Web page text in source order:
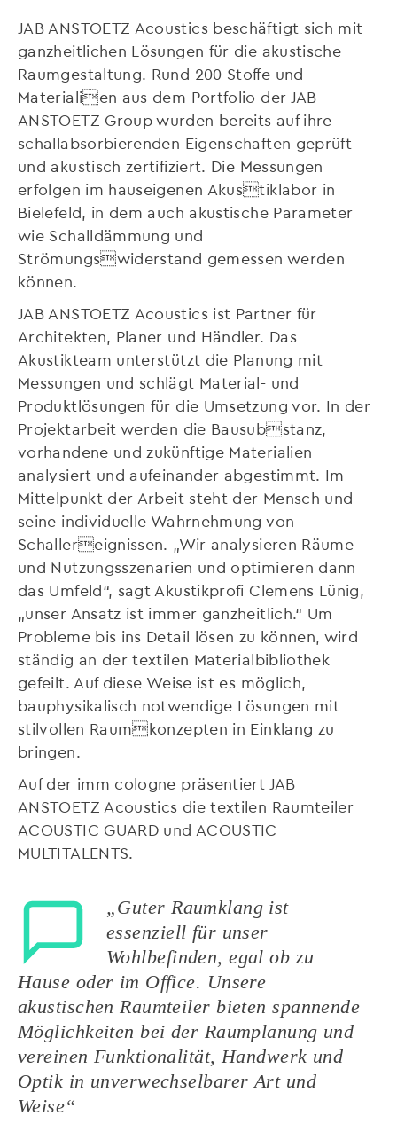
JAB ANSTOETZ Acoustics beschäftigt sich mit
ganzheitlichen Lösungen für die akustische
Raumgestaltung. Rund 200 Stoffe und
Materialien aus dem Portfolio der JAB
ANSTOETZ Group wurden bereits auf ihre
schallabsorbierenden Eigenschaften geprüft
und akustisch zertifiziert. Die Messungen
erfolgen im hauseigenen Akustiklabor in
Bielefeld, in dem auch akustische Parameter
wie Schalldämmung und
Strömungswiderstand gemessen werden
können.
JAB ANSTOETZ Acoustics ist Partner für
Architekten, Planer und Händler. Das
Akustikteam unterstützt die Planung mit
Messungen und schlägt Material- und
Produktlösungen für die Umsetzung vor. In der
Projektarbeit werden die Bausubstanz,
vorhandene und zukünftige Materialien
analysiert und aufeinander abgestimmt. Im
Mittelpunkt der Arbeit steht der Mensch und
seine individuelle Wahrnehmung von
Schallereignissen. „Wir analysieren Räume
und Nutzungsszenarien und optimieren dann
das Umfeld“, sagt Akustikprofi Clemens Lünig,
„unser Ansatz ist immer ganzheitlich.“ Um
Probleme bis ins Detail lösen zu können, wird
ständig an der textilen Materialbibliothek
gefeilt. Auf diese Weise ist es möglich,
bauphysikalisch notwendige Lösungen mit
stilvollen Raumkonzepten in Einklang zu
bringen.
Auf der imm cologne präsentiert JAB
ANSTOETZ Acoustics die textilen Raumteiler
ACOUSTIC GUARD und ACOUSTIC
MULTITALENTS.
„Guter Raumklang ist
essenziell für unser
Wohlbefinden, egal ob zu
Hause oder im Office. Unsere
akustischen Raumteiler bieten spannende
Möglichkeiten bei der Raumplanung und
vereinen Funktionalität, Handwerk und
Optik in unverwechselbarer Art und
Weise“